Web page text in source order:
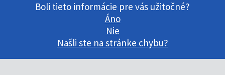
Boli tieto informácie pre vás užitočné?
Áno
Nie
Našli ste na stránke chybu?